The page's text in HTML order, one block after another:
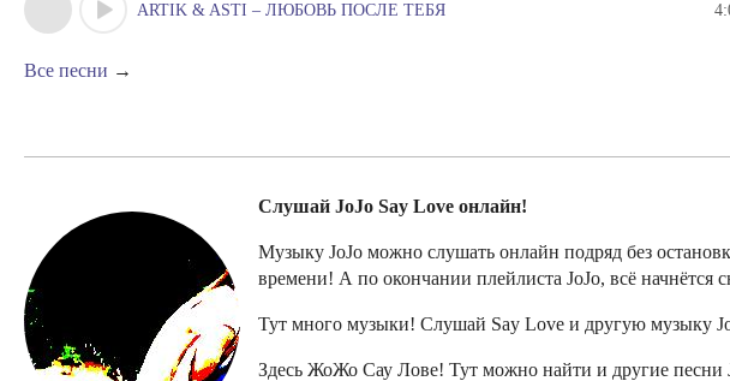
ARTIK & ASTI – ЛЮБОВЬ ПОСЛЕ ТЕБЯ
Все песни →
Слушай JoJo Say Love онлайн!
Музыку JoJo можно слушать онлайн подряд без
времени! А по окончании плейлиста JoJo, всё начнётся
Тут много музыки! Слушай Say Love и другую музыку
Здесь ЖоЖо Сау Лове! Тут можно найти и другие песни